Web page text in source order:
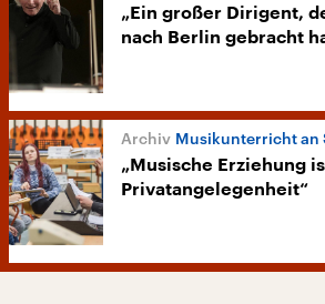
„Ein großer Dirigent,
nach Berlin gebracht
Musikunterricht an
„Musische Erziehung
Privatangelegenheit“